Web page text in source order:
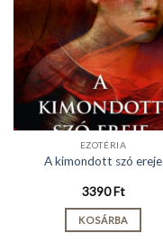
EZOTÉRIA
A kimondott szó ereje
3390Ft
KOSÁRBA